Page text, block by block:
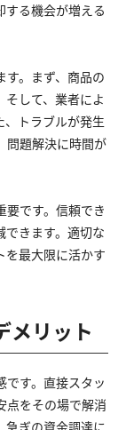
する機会が増える
す。まず、商品の
して、業者によ
、トラブルが発生
問題解決に時間が
要です。信頼でき
できます。適切な
を最大限に活かす
メリット
です。直接スタッ
点をその場で解消